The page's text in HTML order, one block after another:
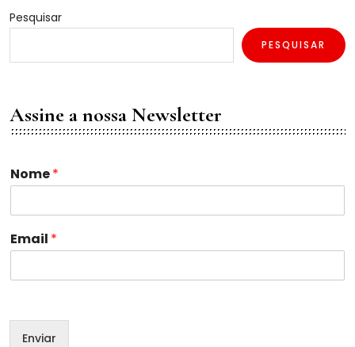
Pesquisar
PESQUISAR
Assine a nossa Newsletter
N
o
e
E
a
Nome*
Email *
Enviar